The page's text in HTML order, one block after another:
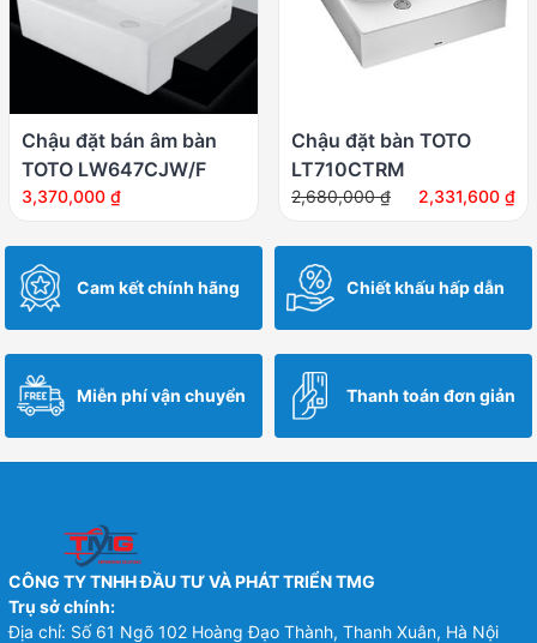
Chậu đặt bán âm bàn
TOTO LW647CJW/F
3,370,000 ₫
Chậu đặt bàn TOTO
LT710CTRM
2,680,000₫
Giá
là:
2,680,000 ₫.
2,331,600 ₫
Giá
tại
là:
2,331,600 ₫.
Cam kết chính hãng Chiết khấu hấp dẫn
Miễn phí vận chuyển Thanh toán đơn giản
CÔNG TY TNHH ĐẦU TƯ VÀ PHÁT TRIỂN TMG
Trụ sở chính:
Địa chỉ: Số 61 Ngõ 102 Hoàng Đạo Thành, Thanh Xuân, Hà Nội